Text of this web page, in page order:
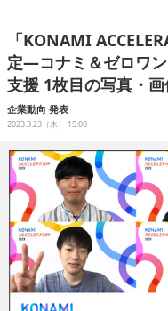
企業動向
人材育成
産業政策
連載
イベント/セミナー
eスポーツ
「KONAMI
定―コナミ＆ゼロワ
支援 1枚目の写真・
企業動向 発表
2023.3.23（木） 15:00